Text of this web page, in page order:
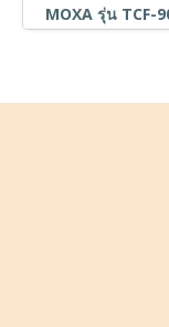
MOXA รุ่น TCF-